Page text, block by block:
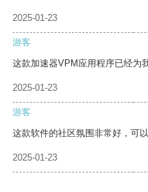
2025-01-23
游客
这款加速器VPM应用程序已经为
2025-01-23
游客
这款软件的社区氛围非常好，可
2025-01-23